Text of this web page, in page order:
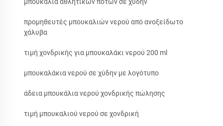
προμηθευτές μπουκαλιών νερού από ανοξείδωτο
χάλυβα
τιμή χονδρικής για μπουκαλάκι νερού 200 ml
μπουκαλάκια νερού σε χύδην με λογότυπο
άδεια μπουκάλια νερού χονδρικής πώλησης
τιμή μπουκαλιού νερού σε χονδρική